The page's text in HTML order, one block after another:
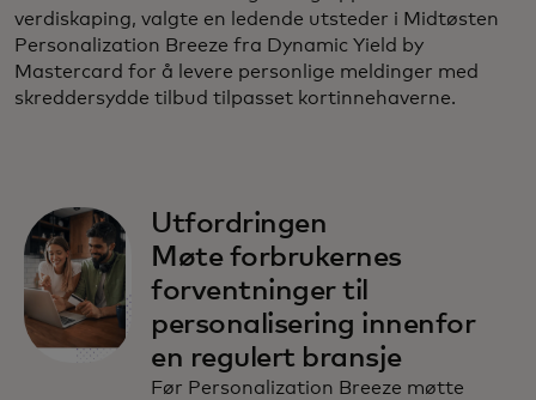
verdiskaping, valgte en ledende utsteder i Midtøsten
Personalization Breeze fra Dynamic Yield by
Mastercard for å levere personlige meldinger med
skreddersydde tilbud tilpasset kortinnehaverne.
Utfordringen
Møte forbrukernes
forventninger til
personalisering innenfor
en regulert bransje
Før Personalization Breeze møtte